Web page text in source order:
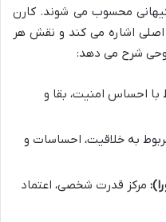
کیهانی محسوب می شوند. کارن
اصلی اشاره می کند و نقش هر
شرح می دهد:
با احساس امنیت، بقا و
به خلاقیت، احساسات و
مرکز قدرت شخصی، اعتماد